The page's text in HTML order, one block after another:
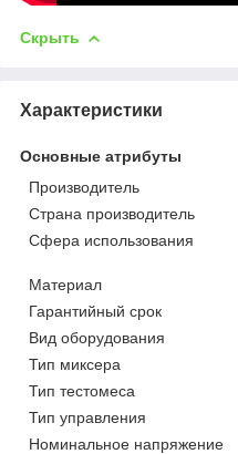
Скрыть
Характеристики
Основные атрибуты
Производитель
Страна производитель
Сфера использования
Материал
Гарантийный срок
Вид оборудования
Тип миксера
Тип тестомеса
Тип управления
Номинальное напряжение